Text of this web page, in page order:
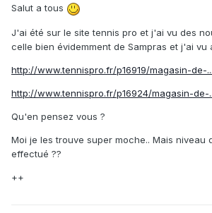
Salut a tous
J'ai été sur le site tennis pro et j'ai vu des
celle bien évidemment de Sampras et j'ai vu
http://www.tennispro.fr/p16919/magasin-de-
http://www.tennispro.fr/p16924/magasin-de-
Qu'en pensez vous ?
Moi je les trouve super moche.. Mais niveau
effectué ??
++